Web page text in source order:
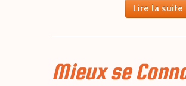
Lire la suite
Mieux se